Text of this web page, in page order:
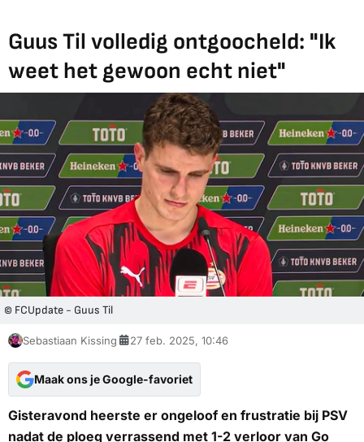
Guus Til volledig ontgoocheld: "Ik
weet het gewoon echt niet"
© FCUpdate - Guus Til
Sebastiaan Kissing 27 feb. 2025, 10:46
Maak ons je Google-favoriet
Gisteravond heerste er ongeloof en frustratie bij PSV
nadat de ploeg verrassend met 1-2 verloor van Go